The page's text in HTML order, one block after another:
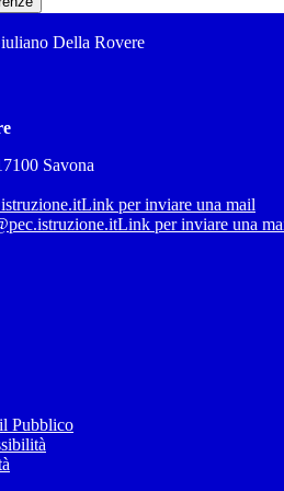
Della Rovere
Savona
Link per inviare una mail
Link per inviare una
Pubblico